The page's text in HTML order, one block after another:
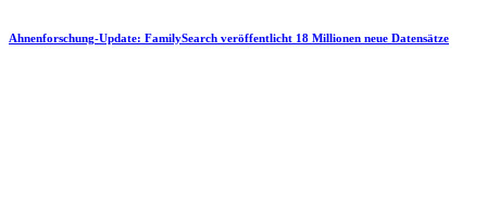
Ahnenforschung-Update: FamilySearch veröffentlicht 18 Millionen neue Datensätze